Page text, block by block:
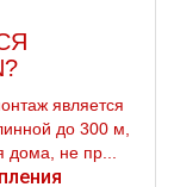
является
до 300 м,
дома, не пр...